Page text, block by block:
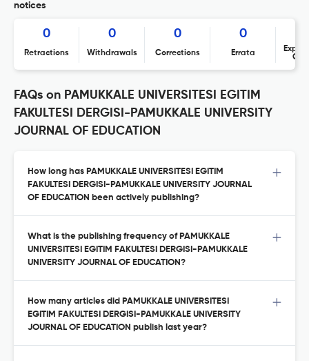
notices
0
Retractions
0
Withdrawals
0
Corrections
0
Errata
FAQs on PAMUKKALE UNIVERSITESI EGITIM
FAKULTESI DERGISI-PAMUKKALE UNIVERSITY
JOURNAL OF EDUCATION
How long has PAMUKKALE UNIVERSITESI EGITIM
FAKULTESI DERGISI-PAMUKKALE UNIVERSITY JOURNAL
OF EDUCATION been actively publishing?
What is the publishing frequency of PAMUKKALE
UNIVERSITESI EGITIM FAKULTESI DERGISI-PAMUKKALE
UNIVERSITY JOURNAL OF EDUCATION?
How many articles did PAMUKKALE UNIVERSITESI
EGITIM FAKULTESI DERGISI-PAMUKKALE UNIVERSITY
JOURNAL OF EDUCATION publish last year?